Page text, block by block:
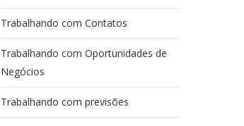
Trabalhando com Contatos
Trabalhando com Oportunidades de
Negócios
Trabalhando com previsões